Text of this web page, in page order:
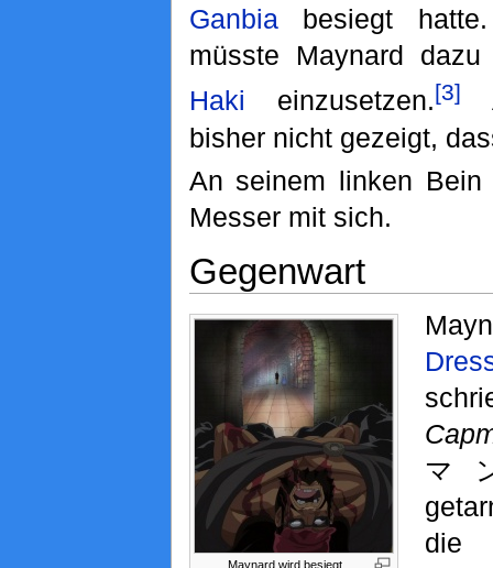
Ganbiabesiegt hatte.
müsste Maynard
Haki einzusetzen.[3]
bisher nicht gezeigt,
An seinem linken
Messer mit sich.
Gegenwart
Maynard wird besiegt
マ